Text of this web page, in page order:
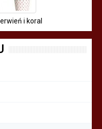
i koral